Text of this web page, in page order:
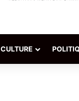
CULTURE